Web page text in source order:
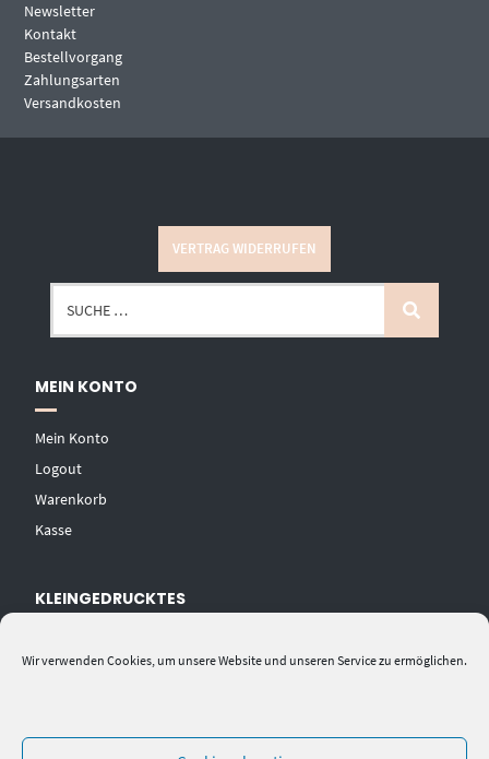
Wir verwenden Cookies, um unsere Website und unseren Service zu ermöglichen.
Newsletter
Kontakt
Bestellvorgang
Zahlungsarten
Versandkosten
VERTRAG WIDERRUFEN
MEIN KONTO
Mein Konto
Logout
Warenkorb
Kasse
KLEINGEDRUCKTES
Impressum